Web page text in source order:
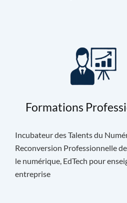
Formations
Incubateur des Talents du
Reconversion Professionnelle
le numérique, EdTech pour
entreprise